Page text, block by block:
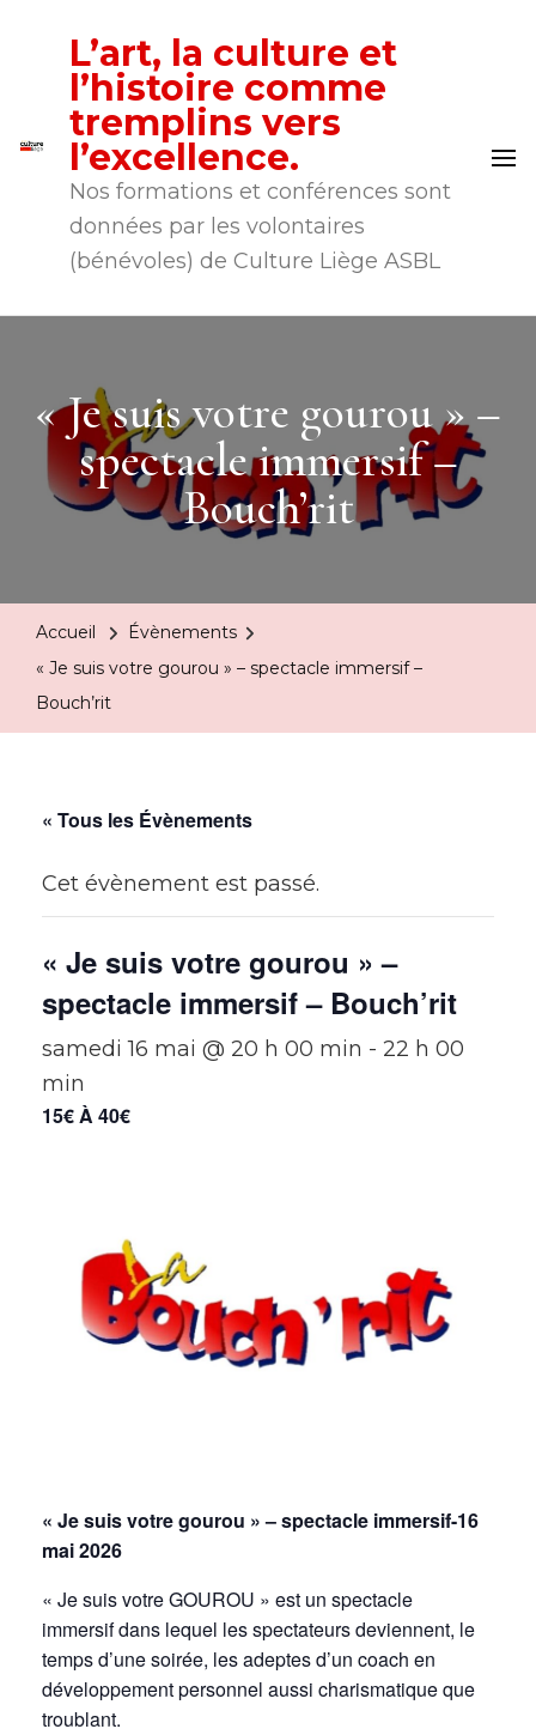
L’art, la culture et
l’histoire comme
tremplins vers
l’excellence.
Nos formations et conférences sont
données par les volontaires
(bénévoles) de Culture Liège ASBL
« Je suis votre gourou » –
spectacle immersif –
Bouch’rit
Accueil
Évènements
« Je suis votre gourou » – spectacle immersif –
Bouch’rit
« Tous les Évènements
Cet évènement est passé.
« Je suis votre gourou » –
spectacle immersif – Bouch’rit
samedi 16 mai @ 20 h 00 min - 22 h 00
min
15€ À 40€
« Je suis votre gourou » – spectacle immersif-16
mai 2026
« Je suis votre GOUROU » est un spectacle
immersif dans lequel les spectateurs deviennent, le
temps d’une soirée, les adeptes d’un coach en
développement personnel aussi charismatique que
troublant.